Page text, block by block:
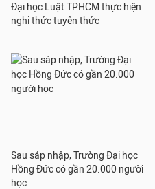
Đại học Luật TPHCM thực hiện
nghi thức tuyên thức
Sau sáp nhập, Trường Đại học
Hồng Đức có gần 20.000 người
học